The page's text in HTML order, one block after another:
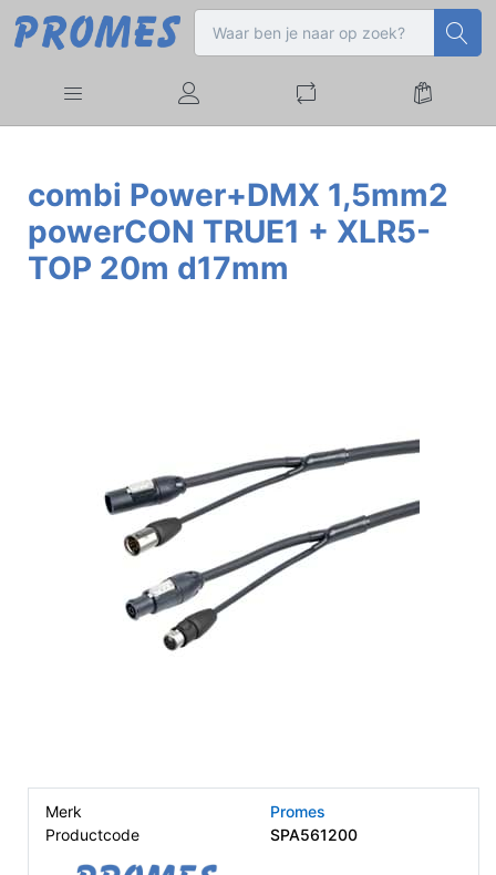
combi Power+DMX 1,5mm2
powerCON TRUE1 + XLR5-
TOP 20m d17mm
Merk
Promes
Productcode
SPA561200